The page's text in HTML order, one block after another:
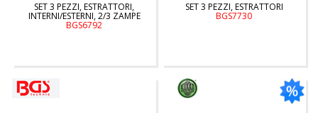
SET 3 PEZZI, ESTRATTORI,
INTERNI/ESTERNI, 2/3 ZAMPE
BGS6792
SET 3 PEZZI, ESTRATTORI
BGS7730